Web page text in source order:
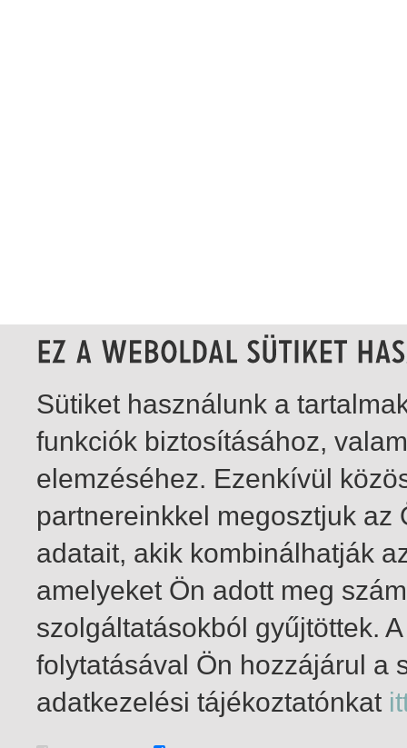
1-12 / összesen 12 találat
Sütiket használunk a
funkciók biztosításához,
elemzéséhez. Ezenkívül
partnereinkkel megosztjuk
adatait, akik kombinálhatják
amelyeket Ön adott meg
szolgáltatásokból gyűjtöttek.
folytatásával Ön hozzájárul a
adatkezelési tájékoztatónkat